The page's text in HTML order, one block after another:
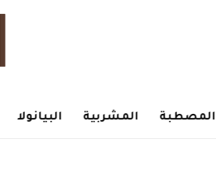
المصطبة المشربية البيانولا